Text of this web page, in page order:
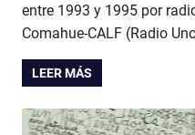
entre 1993 y 1995 por
Comahue-CALF (Radio
LEER MÁS